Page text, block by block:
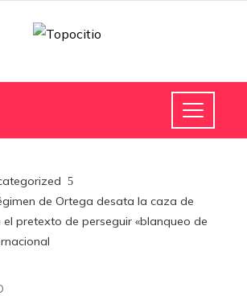
de Ortega desata la caza de
pretexto de perseguir «blanqueo de